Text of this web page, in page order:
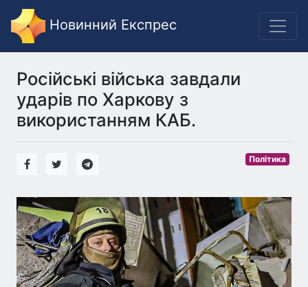
Новинний Експрес
Російські війська завдали
ударів по Харкову з
використанням КАБ.
Політика